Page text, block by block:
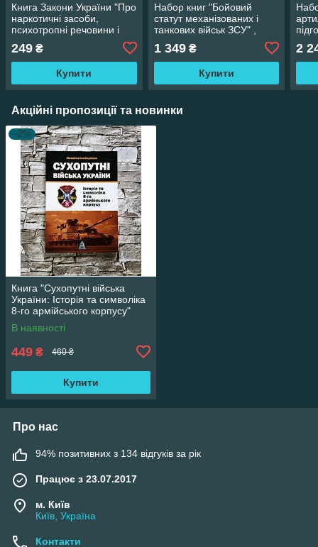
Книга Закони України "Про
наркотичні засоби,
психотропні речовини і
249 ₴
Купити
Набор книг "Бойовий
статут механізованих і
танкових військ ЗСУ" ,
"Статути ЗСУ", "Військова
топографія"
1 349₴
Купити
2
Акційні пропозиції та новинки
–2%
Книга "Сухопутні війська
України: Історія та символіка
8-го армійського корпусу"
Михайло Слободянюк
В наявності
449 ₴ 460 ₴
Купити
Про нас
94% позитивних з 134 відгуків за рік
Працює з 23.07.2017
м. Київ
Київ, Україна
Контакти